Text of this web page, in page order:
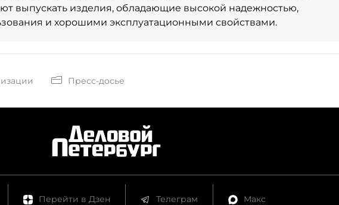
выпускать изделия, обладающие высокой надежностью,
и хорошими эксплуатационными свойствами.
Пресс-досье
Перейти в Дзен Телеграм Макс